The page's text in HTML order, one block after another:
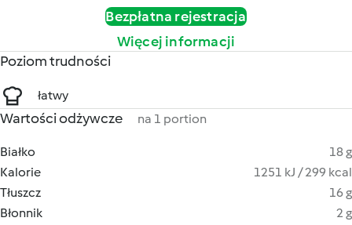
Bezpłatna rejestracja
Więcej informacji
Poziom trudności
łatwy
Wartości odżywcze na 1 portion
Białko
18 g
Kalorie
1251 kJ / 299 kcal
Tłuszcz
16 g
Błonnik
2 g